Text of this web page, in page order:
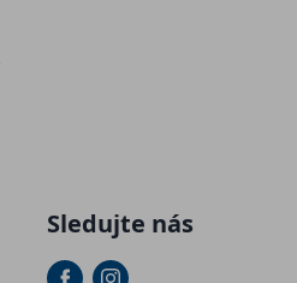
Sledujte nás